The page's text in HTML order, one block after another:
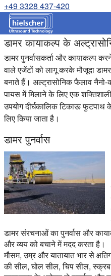
+49 3328 437-420
डामर कायाकल्प के
डामर पुनर्वासकर्ता और कायाकल्प
वाले एजेंटों को लागू करके मौजूदा
बनाते हैं। अल्ट्रासोनिक फैलाव
पायस में मिलाने के लिए एक
उपयोग दीर्घकालिक टिकाऊ फुटपाथ
लिए किया जाता है।
डामर पुनर्वास
डामर संरचनाओं का पुनर्वास और
और व्यय को बचाने में मदद करता है।
मौसम, उम्र और यातायात भार से
की सील, घोल सील, चिप सील,